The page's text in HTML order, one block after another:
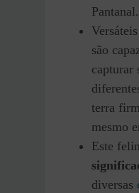
Pantanal.
são
capturar
terra
mesmo
Este
diversas